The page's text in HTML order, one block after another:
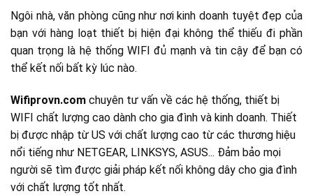
Ngôi nhà, văn phòng cũng như nơi kinh doanh tuyệt đẹp của
bạn với hàng loạt thiết bị hiện đại không thể thiếu đi phần
quan trọng là hệ thống WIFI đủ mạnh và tin cậy để bạn có
thể kết nối bất kỳ lúc nào.
Wifiprovn.com chuyên tư vấn về các hệ thống, thiết bị
WIFI chất lượng cao dành cho gia đình và kinh doanh. Thiết
bị được nhập từ US với chất lượng cao từ các thương hiệu
nổi tiếng như NETGEAR, LINKSYS, ASUS... Đảm bảo mọi
người sẽ tìm được giải pháp kết nối không dây cho gia đình
với chất lượng tốt nhất.